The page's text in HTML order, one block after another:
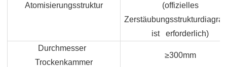
Atomisierungsstruktur
(offizielles
ist erforderlich)
Durchmesser
Trockenkammer
≥300mm